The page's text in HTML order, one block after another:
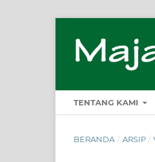
TENTANG KAMI
BERANDA / ARSIP /